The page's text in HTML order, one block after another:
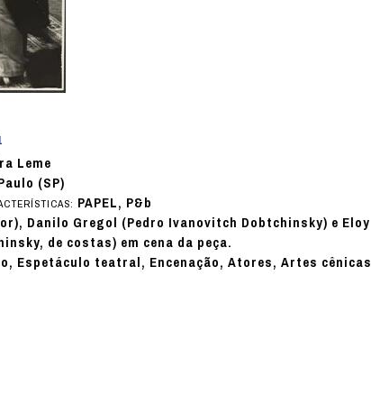
Leme
(SP)
PAPEL, P&b
Danilo Gregol (Pedro Ivanovitch Dobtchinsky) e Eloy
de costas) em cena da peça.
Espetáculo teatral, Encenação, Atores, Artes cênicas